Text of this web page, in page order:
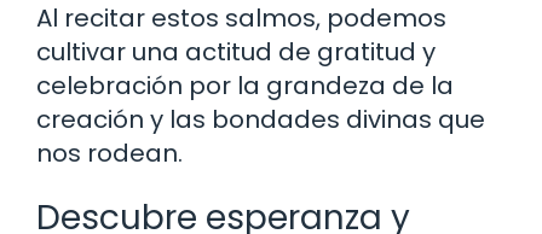
Al recitar estos salmos, podemos
cultivar una actitud de gratitud y
celebración por la grandeza de la
creación y las bondades divinas que
nos rodean.
Descubre esperanza y